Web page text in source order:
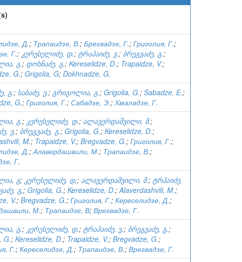
Д.; Трапаидзе, В.; Брегвадзе, Г.; Григолия, Г.;
Г.; კერესელიძე, დ.; ტრაპაიძე, ვ.; ბრეგვაძე, გ.;
გ.; დოხნაძე, გ.; Kereselidze, D.; Trapaidze, V.;
G.; Grigolia, G; Dokhnadze, G.
გ.; საბაძე, ე.; გრიგოლია, გ.; Grigolia, G.; Sabadze, E.;
G.; Григолия, Г.; Сабадзе, Э.; Хмаладзе, Г.
გ.; კერესელიძე, დ.; ალავერდაშვილი, მ.;
ვ.; ბრეგვაძე, გ.; Grigolia, G.; Kereselidze, D.;
M.; Trapaidze, V.; Bregvadze, G.; Григолия, Г.;
Д.;Алавердашвили, М.; Трапаидзе, В.;
Г.
გ; კერესელიძე, დ,; ალავერდაშვილი, მ.; ტრპაიძე,
გ,; Grigolia, G.; Kereselidze, D.;Alaverdashvili, M.;
V.; Bregvadze, G.; Григолия, Г.; Кереселидзе, Д.;
М.; Трапаидзе, В; Врегвадзе, Г.
გ.; კერესელიძე, დ.; ტრაპაიძე, ვ.; ბრეგვაძე, გ.;
G.; Kereselidze, D.; Trapaidze, V.; Bregvadze, G.;
Г.; Кереселидзе, Д.; Трапаидзе, В.; Врегвадзе, Г.